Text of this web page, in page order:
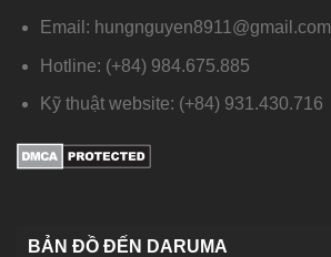
Email: hungnguyen8911@gmail.com
Hotline: (+84) 984.675.885
Kỹ thuật website: (+84) 931.430.716
BẢN ĐỒ ĐẾN DARUMA